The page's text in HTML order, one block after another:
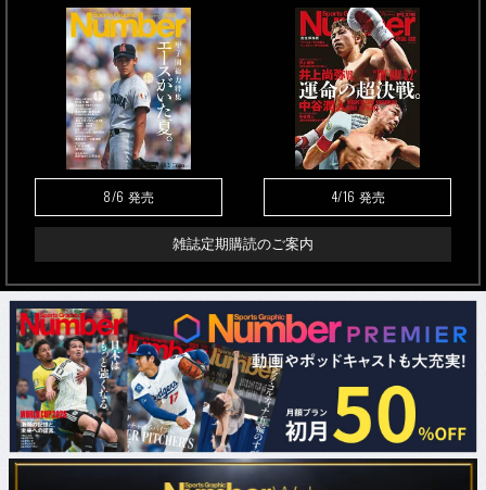
8/6 発売 4/16 発売
雑誌定期購読のご案内